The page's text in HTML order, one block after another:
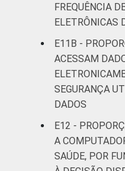
FREQUÊNCIA
ELETRÔNICAS
E11B -
ACESSAM
SEGURANÇA
DADOS
E12 -
A
SAÚDE, POR